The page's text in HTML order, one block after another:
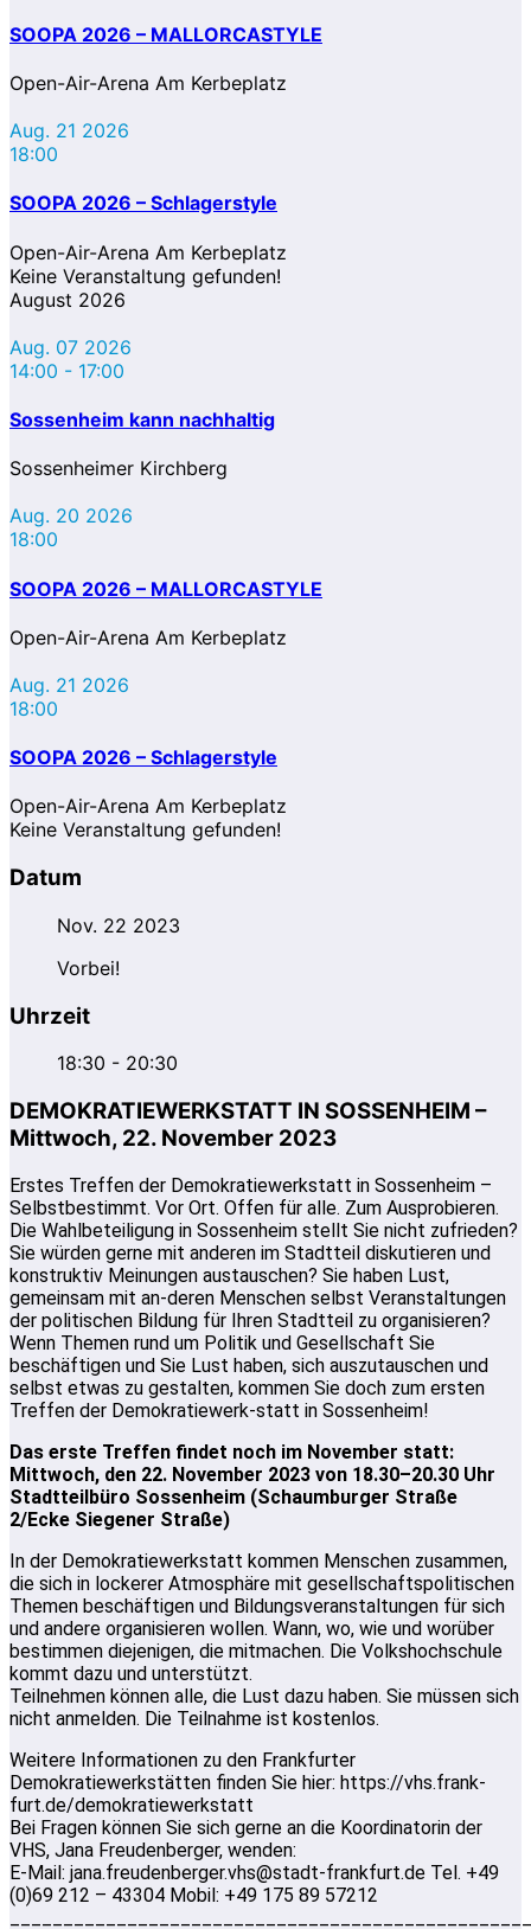
SOOPA 2026 – MALLORCASTYLE
Open-Air-Arena Am Kerbeplatz
Aug. 21 2026
18:00
SOOPA 2026 – Schlagerstyle
Open-Air-Arena Am Kerbeplatz
Keine Veranstaltung gefunden!
August 2026
Aug. 07 2026
14:00 - 17:00
Sossenheim kann nachhaltig
Sossenheimer Kirchberg
Aug. 20 2026
18:00
SOOPA 2026 – MALLORCASTYLE
Open-Air-Arena Am Kerbeplatz
Aug. 21 2026
18:00
SOOPA 2026 – Schlagerstyle
Open-Air-Arena Am Kerbeplatz
Keine Veranstaltung gefunden!
Datum
Nov. 22 2023
Vorbei!
Uhrzeit
18:30 - 20:30
DEMOKRATIEWERKSTATT IN SOSSENHEIM –
Mittwoch, 22. November 2023
Erstes Treffen der Demokratiewerkstatt in Sossenheim –
Selbstbestimmt. Vor Ort. Offen für alle. Zum Ausprobieren.
Die Wahlbeteiligung in Sossenheim stellt Sie nicht zufrieden?
Sie würden gerne mit anderen im Stadtteil diskutieren und
konstruktiv Meinungen austauschen? Sie haben Lust,
gemeinsam mit an-deren Menschen selbst Veranstaltungen
der politischen Bildung für Ihren Stadtteil zu organisieren?
Wenn Themen rund um Politik und Gesellschaft Sie
beschäftigen und Sie Lust haben, sich auszutauschen und
selbst etwas zu gestalten, kommen Sie doch zum ersten
Treffen der Demokratiewerk-statt in Sossenheim!
Das erste Treffen findet noch im November statt:
Mittwoch, den 22. November 2023 von 18.30–20.30 Uhr
Stadtteilbüro Sossenheim (Schaumburger Straße
2/Ecke Siegener Straße)
In der Demokratiewerkstatt kommen Menschen zusammen,
die sich in lockerer Atmosphäre mit gesellschaftspolitischen
Themen beschäftigen und Bildungsveranstaltungen für sich
und andere organisieren wollen. Wann, wo, wie und worüber
bestimmen diejenigen, die mitmachen. Die Volkshochschule
kommt dazu und unterstützt.
Teilnehmen können alle, die Lust dazu haben. Sie müssen sich
nicht anmelden. Die Teilnahme ist kostenlos.
Weitere Informationen zu den Frankfurter
Demokratiewerkstätten finden Sie hier: https://vhs.frank-
furt.de/demokratiewerkstatt
Bei Fragen können Sie sich gerne an die Koordinatorin der
VHS, Jana Freudenberger, wenden:
E-Mail: jana.freudenberger.vhs@stadt-frankfurt.de Tel. +49
(0)69 212 – 43304 Mobil: +49 175 89 57212